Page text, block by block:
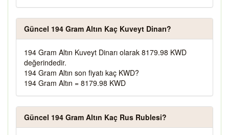
Güncel 194 Gram Altın Kaç Kuveyt Dinarı?
194 Gram Altın Kuveyt Dinarı olarak 8179.98 KWD
değerindedir.
194 Gram Altın son fiyatı kaç KWD?
194 Gram Altın = 8179.98 KWD
Güncel 194 Gram Altın Kaç Rus Rublesi?